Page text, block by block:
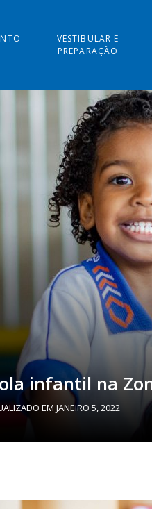
VESTIBULAR E
PREPARAÇÃO
infantil na
EM JANEIRO 5, 2022